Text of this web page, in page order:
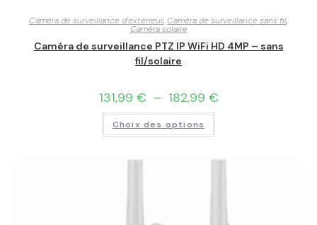
Caméra de surveillance d'extérieur, Caméra de surveillance sans fil,
Caméra solaire
Caméra de surveillance PTZ IP WiFi HD 4MP – sans
fil/solaire
131,99 € – 182,99 €
Choix des options